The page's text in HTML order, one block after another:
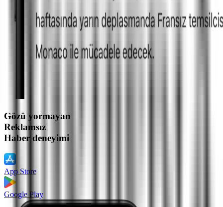
Gözü yormayan
Reklamsız
Haber deneyimi
App Store
Google Play